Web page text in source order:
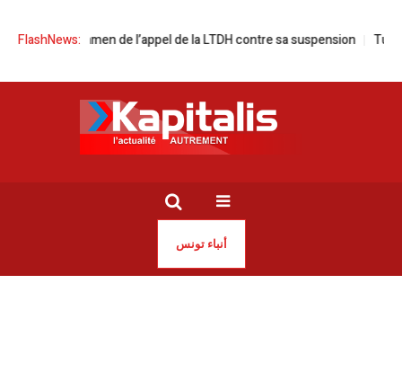
FlashNews:
l’examen de l’appel de la LTDH contre sa suspension Tunis | Majid
أنباء تونس